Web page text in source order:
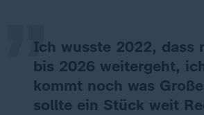
Ich wusste 2022, dass
bis 2026 weitergeht,
kommt noch was
sollte ein Stück weit